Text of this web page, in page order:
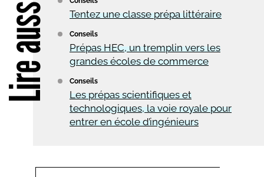
Tentez une classe prépa littéraire
Conseils
Prépas HEC, un tremplin vers les
grandes écoles de commerce
Conseils
Les prépas scientifiques et
technologiques, la voie royale pour
entrer en école d’ingénieurs